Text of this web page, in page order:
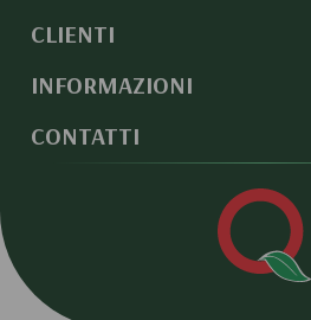
CLIENTI
INFORMAZIONI
CONTATTI